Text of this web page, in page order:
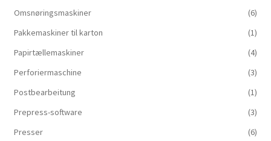
Omsnøringsmaskiner
(6)
Pakkemaskiner til karton
(1)
Papirtællemaskiner
(4)
Perforiermaschine
(3)
Postbearbeitung
(1)
Prepress-software
(3)
Presser
(6)